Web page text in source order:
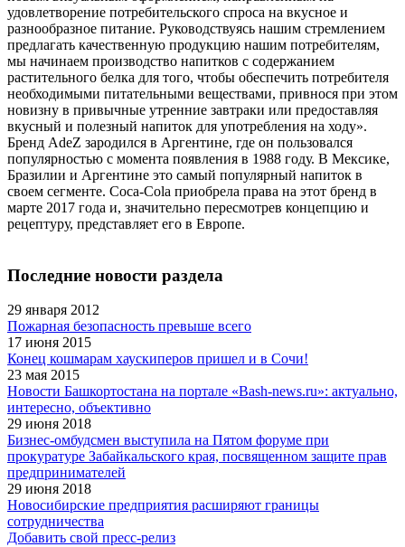
удовлетворение потребительского спроса на вкусное и
разнообразное питание. Руководствуясь нашим стремлением
предлагать качественную продукцию нашим потребителям,
мы начинаем производство напитков с содержанием
растительного белка для того, чтобы обеспечить потребителя
необходимыми питательными веществами, привнося при этом
новизну в привычные утренние завтраки или предоставляя
вкусный и полезный напиток для употребления на ходу».
Бренд AdeZ зародился в Аргентине, где он пользовался
популярностью с момента появления в 1988 году. В Мексике,
Бразилии и Аргентине это самый популярный напиток в
своем сегменте. Coca-Cola приобрела права на этот бренд в
марте 2017 года и, значительно пересмотрев концепцию и
рецептуру, представляет его в Европе.
Последние новости раздела
29 января 2012
Пожарная безопасность превыше всего
17 июня 2015
Конец кошмарам хаускиперов пришел и в Сочи!
23 мая 2015
Новости Башкортостана на портале «Bash-news.ru»: актуально,
интересно, объективно
29 июня 2018
Бизнес-омбудсмен выступила на Пятом форуме при
прокуратуре Забайкальского края, посвященном защите прав
предпринимателей
29 июня 2018
Новосибирские предприятия расширяют границы
сотрудничества
Добавить свой пресс-релиз